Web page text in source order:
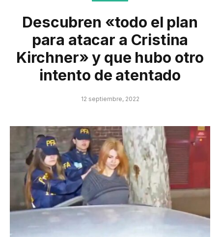
Descubren «todo el plan
para atacar a Cristina
Kirchner» y que hubo otro
intento de atentado
12 septiembre, 2022